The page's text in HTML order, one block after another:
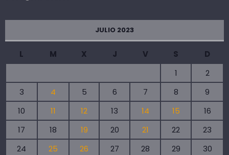
JULIO 2023
L M X J V S
D
1
2
3
4 5 6 7 8
9
10
11 12 13 14 15
16
17
18 19 20 21 22
23
24
25 26 27 28 29
30